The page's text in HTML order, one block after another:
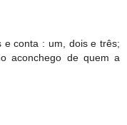
e conta : um, dois e três;
aconchego de quem a